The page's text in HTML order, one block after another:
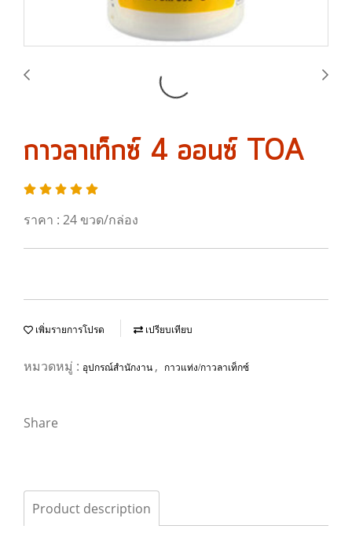
กาวลาเท็กซ์ 4 ออนซ์ TOA
ราคา : 24 ขวด/กล่อง
เพิ่มรายการโปรด เปรียบเทียบ
หมวดหมู่ : อุปกรณ์สำนักงาน , กาวแท่ง/กาวลาเท็กซ์
Share
Product description